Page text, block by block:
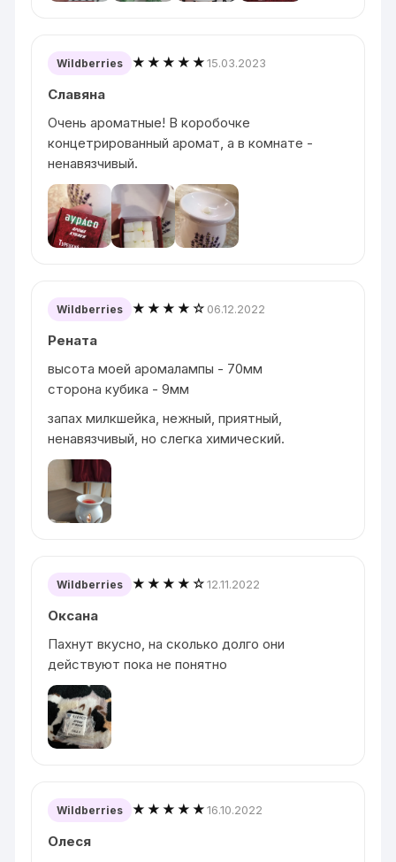
Wildberries ★★★★★15.03.2023
Славяна
Очень ароматные! В коробочке
концетрированный аромат, а в комнате -
ненавязчивый.
Wildberries ★★★★☆ 06.12.2022
Рената
высота моей аромалампы - 70мм
сторона кубика - 9мм
запах милкшейка, нежный, приятный,
ненавязчивый, но слегка химический.
Wildberries ★★★★☆12.11.2022
Оксана
Пахнут вкусно, на сколько долго они
действуют пока не понятно
Wildberries ★★★★★16.10.2022
Олеся